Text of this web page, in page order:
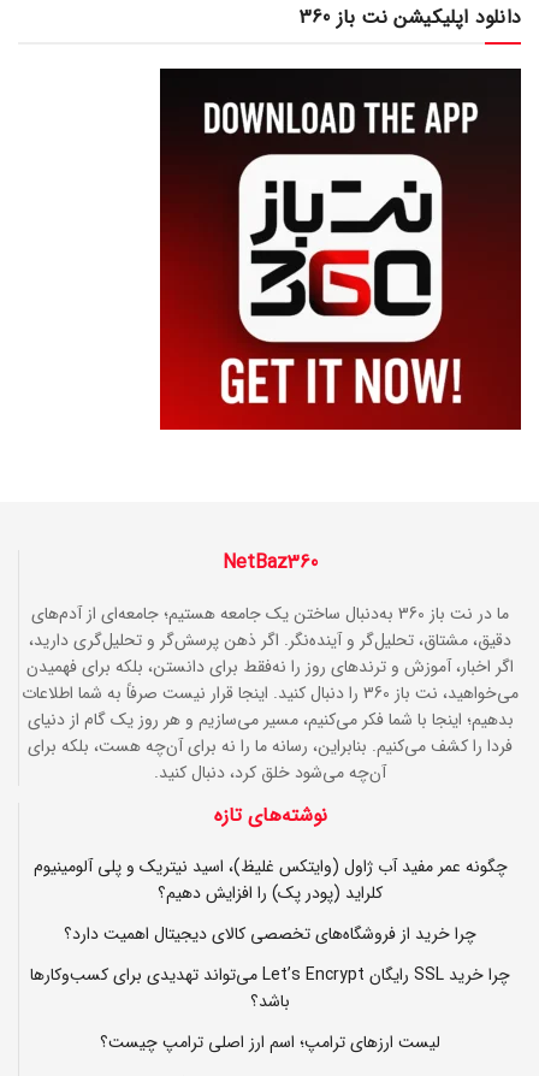
دانلود اپلیکیشن نت باز 360
NetBaz360
ما در نت باز 360 به‌دنبال ساختن یک جامعه هستیم؛ جامعه‌ای از آدم‌های
دقیق، مشتاق، تحلیل‌گر و آینده‌نگر. اگر ذهن پرسش‌گر و تحلیل‌گری دارید،
اگر اخبار، آموزش و ترندهای روز را نه‌فقط برای دانستن، بلکه برای فهمیدن
می‌خواهید، نت باز 360 را دنبال کنید. اینجا قرار نیست صرفاً به شما اطلاعات
بدهیم؛ اینجا با شما فکر می‌کنیم، مسیر می‌سازیم و هر روز یک گام از دنیای
فردا را کشف می‌کنیم. بنابراین، رسانه ما را نه برای آن‌چه هست، بلکه برای
آن‌چه می‌شود خلق کرد، دنبال کنید.
نوشته‌های تازه
چگونه عمر مفید آب ژاول (وایتکس غلیظ)، اسید نیتریک و پلی آلومینیوم
کلراید (پودر پک) را افزایش دهیم؟
چرا خرید از فروشگاه‌های تخصصی کالای دیجیتال اهمیت دارد؟
چرا خرید SSL رایگان Let’s Encrypt می‌تواند تهدیدی برای کسب‌وکارها
باشد؟
لیست ارزهای ترامپ؛ اسم ارز اصلی ترامپ چیست؟